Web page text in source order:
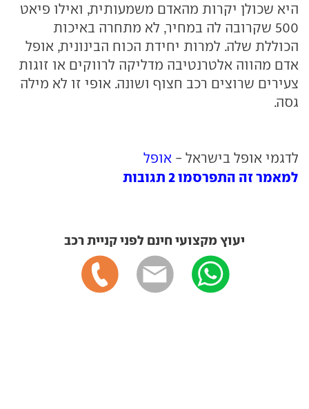
היא שכולן יקרות מהאדם משמעותית, ואילו פיאט
500 שקרובה לה במחיר, לא מתחרה באיכות
הכוללת שלה. למרות יחידת הכוח הבינונית, אופל
אדם מהווה אלטרנטיבה מדליקה לרווקים או זוגות
צעירים שרוצים רכב חצוף ושונה. אופי זו לא מילה
גסה.
לדגמי אופל בישראל - אופל
למאמר זה התפרסמו 2 תגובות
יעוץ מקצועי חינם לפני קניית רכב